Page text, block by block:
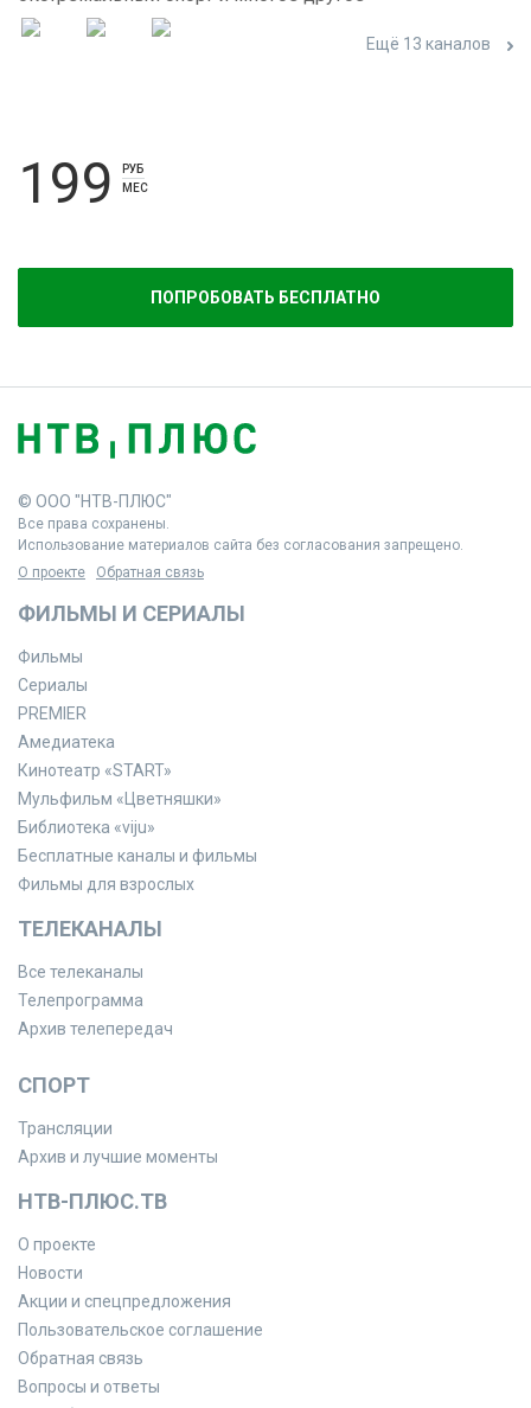
Ещё 13 каналов
199
РУБ
МЕС
ПОПРОБОВАТЬ БЕСПЛАТНО
© ООО "НТВ-ПЛЮС"
Все права сохранены.
Использование материалов сайта без согласования запрещено.
О проекте
Обратная связь
ФИЛЬМЫ И СЕРИАЛЫ
Фильмы
Сериалы
PREMIER
Амедиатека
Кинотеатр «START»
Мульфильм «Цветняшки»
Библиотека «viju»
Бесплатные каналы и фильмы
Фильмы для взрослых
ТЕЛЕКАНАЛЫ
Все телеканалы
Телепрограмма
Архив телепередач
СПОРТ
Трансляции
Архив и лучшие моменты
НТВ-ПЛЮС.ТВ
О проекте
Новости
Акции и спецпредложения
Пользовательское соглашение
Обратная связь
Вопросы и ответы